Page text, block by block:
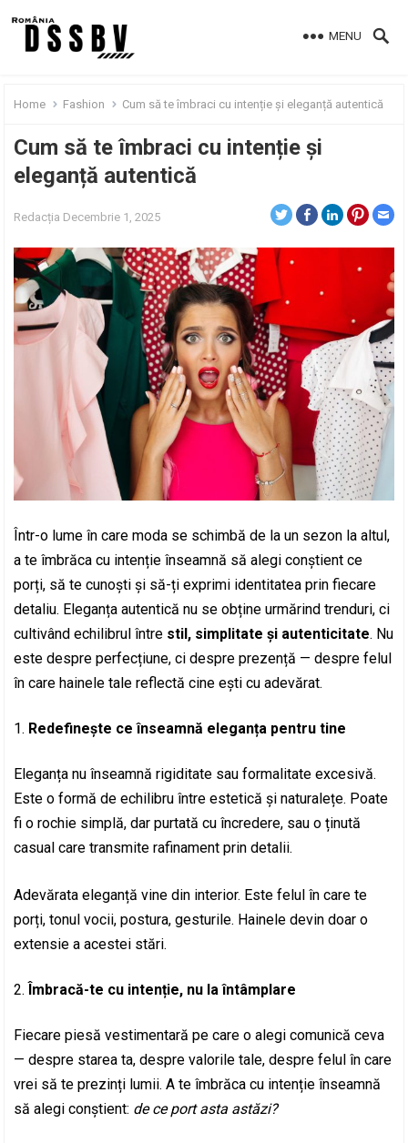
MENU
Home Fashion Cum să te îmbraci cu intenție și eleganță autentică
Cum să te îmbraci cu intenție și
eleganță autentică
Redacția Decembrie 1, 2025
Într-o lume în care moda se schimbă de la un sezon la altul,
a te îmbrăca cu intenție înseamnă să alegi conștient ce
porți, să te cunoști și să-ți exprimi identitatea prin fiecare
detaliu. Eleganța autentică nu se obține urmărind trenduri, ci
cultivând echilibrul între stil, simplitate și autenticitate. Nu
este despre perfecțiune, ci despre prezență — despre felul
în care hainele tale reflectă cine ești cu adevărat.
Redefinește ce înseamnă eleganța pentru tine
Eleganța nu înseamnă rigiditate sau formalitate excesivă.
Este o formă de echilibru între estetică și naturalețe. Poate
fi o rochie simplă, dar purtată cu încredere, sau o ținută
casual care transmite rafinament prin detalii.
Adevărata eleganță vine din interior. Este felul în care te
porți, tonul vocii, postura, gesturile. Hainele devin doar o
extensie a acestei stări.
Îmbracă-te cu intenție, nu la întâmplare
Fiecare piesă vestimentară pe care o alegi comunică ceva
— despre starea ta, despre valorile tale, despre felul în care
vrei să te prezinți lumii. A te îmbrăca cu intenție înseamnă
să alegi conștient: de ce port asta astăzi?